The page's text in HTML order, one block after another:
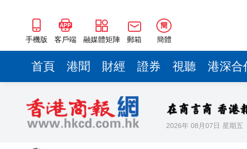
手機版 客戶端 融媒體矩陣 郵箱
簡
簡體
首頁 港聞 財經 證券 視聽 港深合
2026年 08月07日 星期五